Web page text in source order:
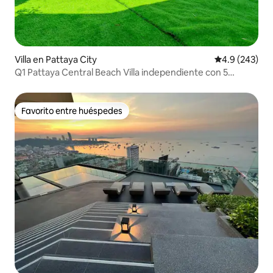
Villa en Pattaya City Calificación
4.9 (243)
Q1 Pattaya Central Beach Villa independiente con 5
tobogán. Se puede proporcionar desayuno flotante y
servicio de barbacoa a cargo del chef por un cargo
adicional.
Favorito entre huéspedes
Favorito entre huéspedes